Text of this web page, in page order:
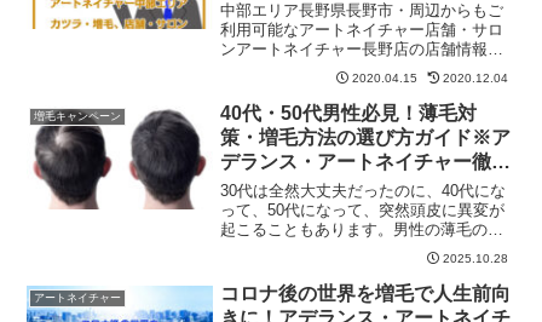
中部エリア長野県長野市・周辺からもご
利用可能なアートネイチャー店舗・サロ
ンアートネイチャー長野店の店舗情報・
地図・住所・予約・営業日・定休日・営
業時間などを紹介しています。無料お試
しや無料増毛体験もコチラご予約できま
す。「ナカジマ会館ビル」の5Fです。JR
線長野駅善光寺口（西口）より徒歩1分で
す。
2020.04.15 2020.12.04
増毛キャンペーン
40代・50代男性必見！薄毛対
策・増毛方法の選び方ガイド※ア
デランス・アートネイチャー徹底
解説
30代は全然大丈夫だったのに、40代にな
って、50代になって、突然頭皮に異変が
起こることもあります。男性の薄毛の問
題って、まさに一寸先は闇という感じで
はないでしょうか。遺伝で、ある程度こ
の先の予測をつけている方々もいるのか
もしれませんが、薄毛になる要因は、遺
2025.10.28
アートネイチャー
コロナ後の世界を増毛で人生前向